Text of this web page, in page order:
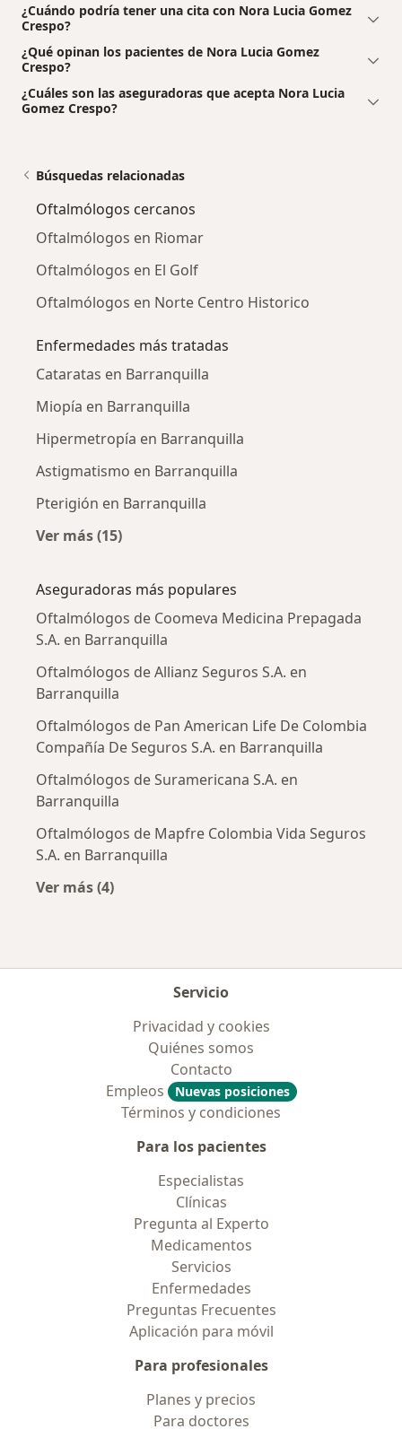
¿Cuándo podría tener una cita con Nora Lucia Gomez
Crespo?
¿Qué opinan los pacientes de Nora Lucia Gomez
Crespo?
¿Cuáles son las aseguradoras que acepta Nora Lucia
Gomez Crespo?
Búsquedas relacionadas
Oftalmólogos cercanos
Oftalmólogos en Riomar
Oftalmólogos en El Golf
Oftalmólogos en Norte Centro Historico
Enfermedades más tratadas
Cataratas en Barranquilla
Miopía en Barranquilla
Hipermetropía en Barranquilla
Astigmatismo en Barranquilla
Pterigión en Barranquilla
Ver más (15)
Aseguradoras más populares
Oftalmólogos de Coomeva Medicina Prepagada
S.A. en Barranquilla
Oftalmólogos de Allianz Seguros S.A. en
Barranquilla
Oftalmólogos de Pan American Life De Colombia
Compañía De Seguros S.A. en Barranquilla
Oftalmólogos de Suramericana S.A. en
Barranquilla
Oftalmólogos de Mapfre Colombia Vida Seguros
S.A. en Barranquilla
Ver más (4)
Servicio
Privacidad y cookies
Quiénes somos
Contacto
Empleos
Nuevas posiciones
Términos y condiciones
Para los pacientes
Especialistas
Clínicas
Pregunta al Experto
Medicamentos
Servicios
Enfermedades
Preguntas Frecuentes
Aplicación para móvil
Para profesionales
Planes y precios
Para doctores